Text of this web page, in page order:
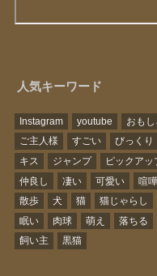
人気キーワード
Instagram youtube おも
ご主人様
すごい びっくり
キス
ジャンプ ピックアッ
仲良し
凄い 可愛い 喧嘩
散歩
犬 猫 猫じゃらし
眠い
肉球 萌え 落ちる
飼い主
黒猫